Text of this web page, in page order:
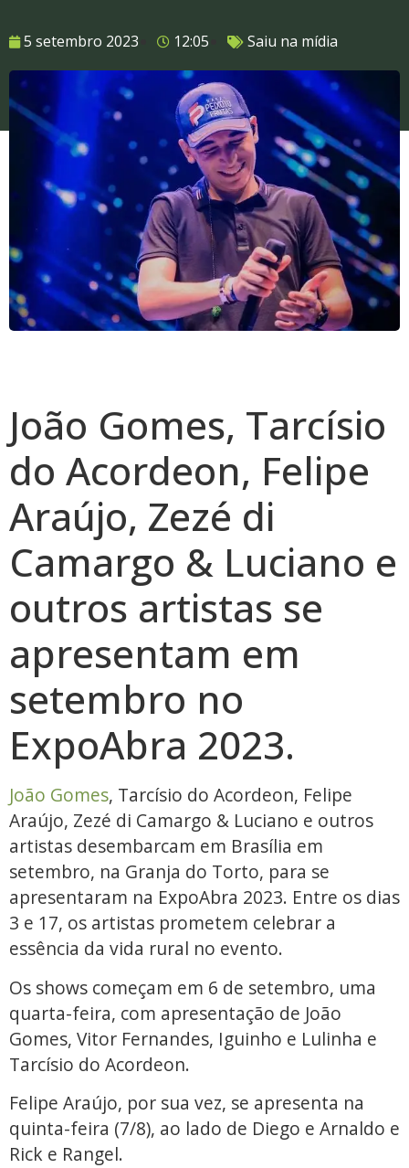
5 setembro 2023 12:05 Saiu na mídia
João Gomes, Tarcísio
do Acordeon, Felipe
Araújo, Zezé di
Camargo & Luciano e
outros artistas se
apresentam em
setembro no
ExpoAbra 2023.
João Gomes, Tarcísio do Acordeon, Felipe
Araújo, Zezé di Camargo & Luciano e outros
artistas desembarcam em Brasília em
setembro, na Granja do Torto, para se
apresentaram na ExpoAbra 2023. Entre os dias
3 e 17, os artistas prometem celebrar a
essência da vida rural no evento.
Os shows começam em 6 de setembro, uma
quarta-feira, com apresentação de João
Gomes, Vitor Fernandes, Iguinho e Lulinha e
Tarcísio do Acordeon.
Felipe Araújo, por sua vez, se apresenta na
quinta-feira (7/8), ao lado de Diego e Arnaldo e
Rick e Rangel.